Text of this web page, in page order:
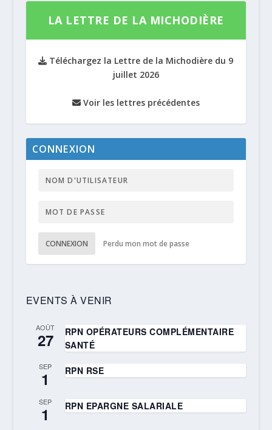
LA LETTRE DE LA MICHODIÈRE
Téléchargez la Lettre de la Michodière du 9
juillet 2026
Voir les lettres précédentes
CONNEXION
CONNEXION Perdu mon mot de passe
EVENTS À VENIR
AOÛT
27
RPN OPÉRATEURS COMPLÉMENTAIRE
SANTÉ
SEP
1 RPN RSE
SEP
1 RPN EPARGNE SALARIALE